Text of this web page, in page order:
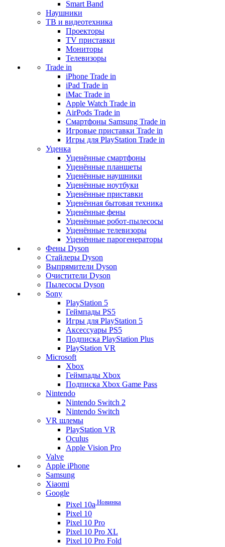
Smart Band
Наушники
ТВ и видеотехника
Проекторы
TV приставки
Мониторы
Телевизоры
Trade in
iPhone Trade in
iPad Trade in
iMac Trade in
Apple Watch Trade in
AirPods Trade in
Смартфоны Samsung Trade in
Игровые приставки Trade in
Игры для PlayStation Trade in
Уценка
Уценённые смартфоны
Уценённые планшеты
Уценённые наушники
Уценённые ноутбуки
Уценённые приставки
Уценённая бытовая техника
Уценённые фены
Уценённые робот-пылесосы
Уценённые телевизоры
Уценённые парогенераторы
Фены Dyson
Стайлеры Dyson
Выпрямители Dyson
Очистители Dyson
Пылесосы Dyson
Sony
PlayStation 5
Геймпады PS5
Игры для PlayStation 5
Аксессуары PS5
Подписка PlayStation Plus
PlayStation VR
Microsoft
Xbox
Геймпады Xbox
Подписка Xbox Game Pass
Nintendo
Nintendo Switch 2
Nintendo Switch
VR шлемы
PlayStation VR
Oculus
Apple Vision Pro
Valve
Apple iPhone
Samsung
Xiaomi
Google
Pixel 10a Новинка
Pixel 10
Pixel 10 Pro
Pixel 10 Pro XL
Pixel 10 Pro Fold